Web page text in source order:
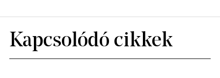
Kapcsolódó cikkek